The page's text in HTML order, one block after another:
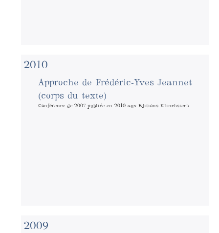
2010
Approche de Frédéric-Yves Jeannet
(corps du texte)
Conférence de 2007 publiée en 2010 aux Editions Klincksieck
2009